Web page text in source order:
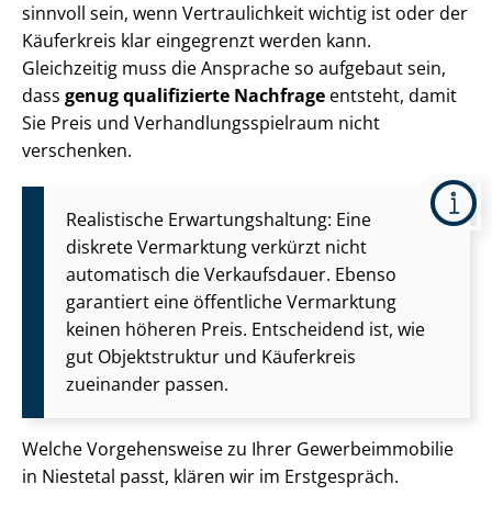
sinnvoll sein, wenn Vertraulichkeit wichtig ist oder der
Käuferkreis klar eingegrenzt werden kann.
Gleichzeitig muss die Ansprache so aufgebaut sein,
dass genug qualifizierte Nachfrage entsteht, damit
Sie Preis und Ver­hand­lungs­spiel­raum nicht
verschenken.
Realistische Er­war­tungs­hal­tung: Eine
diskrete Vermarktung verkürzt nicht
automatisch die Verkaufsdauer. Ebenso
garantiert eine öffentliche Vermarktung
keinen höheren Preis. Entscheidend ist, wie
gut Objektstruktur und Käuferkreis
zueinander passen.
Welche Vorgehensweise zu Ihrer Ge­wer­be­im­mo­bi­lie
in Niestetal passt, klären wir im Erstgespräch.